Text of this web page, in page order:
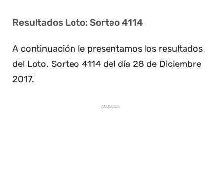
Resultados Loto: Sorteo 4114
A continuación le presentamos los resultados
del Loto, Sorteo 4114 del día 28 de Diciembre
2017.
ANUNCIOS